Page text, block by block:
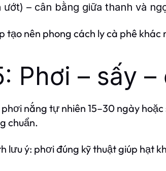
ướt) – cân bằng giữa thanh và
tạo nên phong cách ly cà phê khác
Phơi – sấy
nắng tự nhiên 15–30 ngày
chuẩn.
lưu ý: phơi đúng kỹ thuật giúp hạt